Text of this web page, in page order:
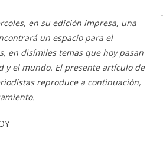
en su edición impresa, una
un espacio para el
en disímiles temas que hoy pasan
y el mundo. El presente artículo de
reproduce a continuación,